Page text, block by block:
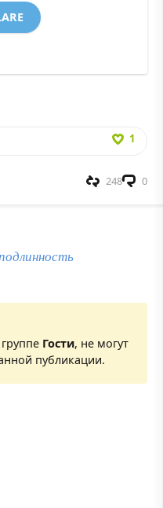
1
0
248
Гости, не могут
публикации.